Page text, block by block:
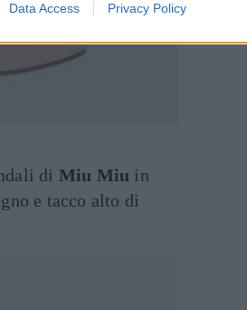
Data Access Privacy Policy
di Miu Miu in
e tacco alto di